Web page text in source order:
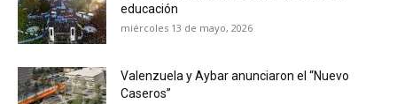
educación
miércoles 13 de mayo, 2026
Valenzuela y Aybar anunciaron el “Nuevo
Caseros”